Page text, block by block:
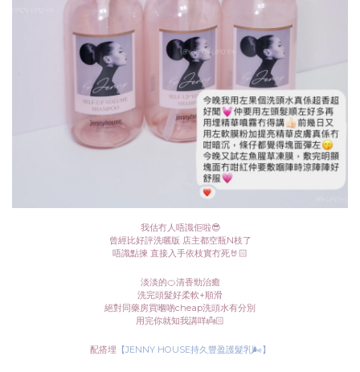
我估冇人唔識佢啦😎
曾經比好評洗曬版 店主都空瓶N枝了
唔識點揀 直接入手依枝實冇死🤘🏻
淡淡的🍊清香勁治癒
洗完頭髮好柔軟+順滑
絕對同藥房買嗰啲cheap洗頭水有分別
用完你就知我講咩👼🏻
配搭埋 【JENNY HOUSE持久豐盈護髮乳🌬】